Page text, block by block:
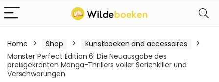
Home Shop
Kunstboeken and accessoires
Monster Perfect Edition 6: Die Neuausgabe des
preisgekrönten Manga-Thrillers voller Serienkiller und
Verschwörungen